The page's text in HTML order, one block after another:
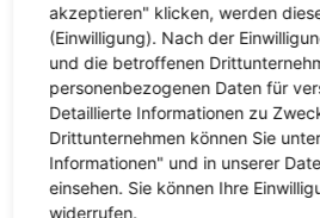
Effizienz: Optimierte
und reduzieren
✅Nachhaltigkeit: Fachgerechte
✅Flexibilität:
Ihrem spezifischen
akzeptieren" klicken, werden
(Einwilligung). Nach der
und die betroffenen
personenbezogenen Daten für
Detaillierte Informationen zu
Drittunternehmen können Sie
Informationen" und in unserer
einsehen. Sie können Ihre
widerrufen.